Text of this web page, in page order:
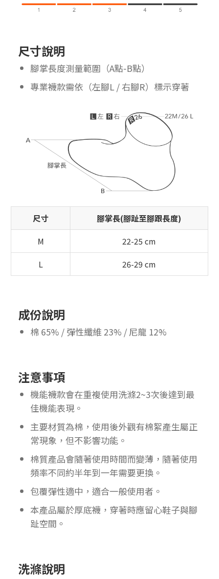
尺寸說明
腳掌長度測量範圍（A點-B點）
專業襪款需依（左腳L / 右腳R）標示穿著
尺寸
腳掌長(腳趾至腳跟長度)
M
22-25 cm
L
26-29 cm
成份說明
棉 65% / 彈性纖維 23% / 尼龍 12%
注意事項
機能襪款會在重複使用洗滌2~3次後達到最
佳機能表現。
主要材質為棉，使用後外觀有棉絮產生屬正
常現象，但不影響功能。
棉質產品會隨著使用時間而變薄，隨著使用
頻率不同約半年到一年需要更換。
包覆彈性適中，適合一般使用者。
本產品屬於厚底襪，穿著時應留心鞋子與腳
趾空間。
洗滌說明